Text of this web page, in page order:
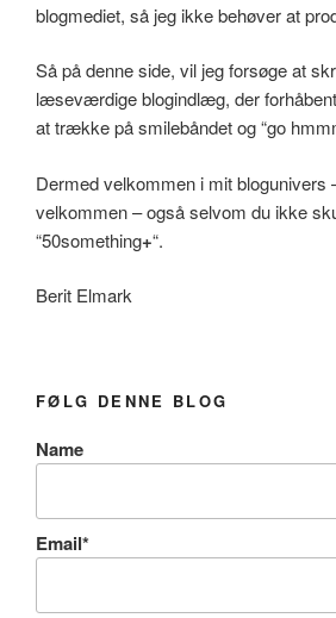
blogmediet, så jeg ikke behøver at
Så på denne side, vil jeg forsøge at
læseværdige blogindlæg, der
at trække på smilebåndet og “go
Dermed velkommen i mit blogunivers
velkommen – også selvom du ikke
“50something+“.
Berit Elmark
FØLG DENNE BLOG
Name
Email*